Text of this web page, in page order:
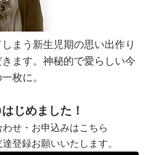
まう新生児期の思い出作り
ます。神秘的で愛らしい今
枚に。
じめました！
わせ・お申込みはこちら
登録お願いいたします。